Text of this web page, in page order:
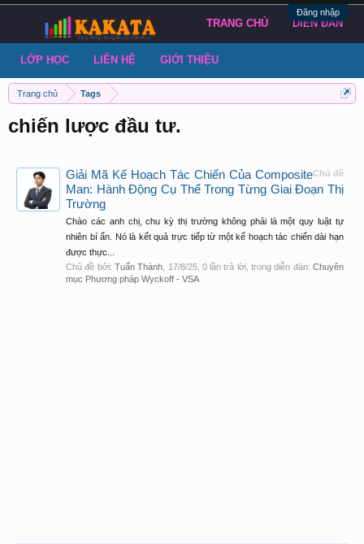
Đăng nhập
Trang chủ Tags
chiến lược đầu tư.
Chủ đề
Giải Mã Kế Hoạch Tác Chiến Của Composite
Man: Hành Động Cụ Thể Trong Từng Giai Đoạn Thị
Trường
Chào các anh chị, chu kỳ thị trường không phải là một quy luật tự
nhiên bí ẩn. Nó là kết quả trực tiếp từ một kế hoạch tác chiến dài hạn
được thực...
Chủ đề bởi: Tuấn Thành 17/8/25, 0 lần trả lời, trong diễn đàn:Chuyên
mục Phương pháp Wyckoff - VSA
TRANG CHỦ DIỄN ĐÀN
LỚP HỌC LIÊN HỆ GIỚI THIỆU